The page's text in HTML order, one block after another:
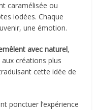
caramélisée ou
iodées. Chaque
une émotion.
avec naturel,
créations plus
cette idée de
ponctuer l’expérience